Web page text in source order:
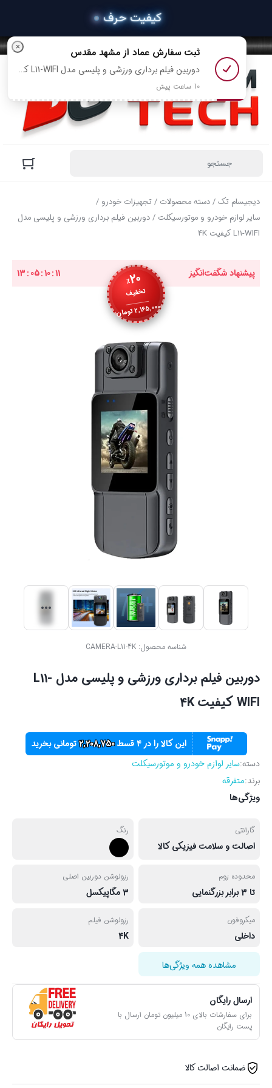
دیجیسام تک/دسته محصولات /تجهیزات خودرو /
سایر لوازم خودرو و موتورسیکلت / دوربین فیلم برداری ورزشی و پلیسی مدل
L11-WIFI کیفیت 4K
پیشنهاد شگفت‌انگیز 13:05:10:11
٪20
تخفیف
2,165,000تومان
شناسه محصول: CAMERA-L11-4K
دوربین فیلم برداری ورزشی و پلیسی مدل L11-
WIFI کیفیت 4K
این کالا را در ۴ قسط 2,208,750تومانی بخرید
دسته:سایر لوازم خودرو و موتورسیکلت
برند:متفرقه
ویژگی‌ها
گارانتی
اصالت و سلامت فیزیکی کالا
رنگ
محدوده زوم
تا 3 برابر بزرگنمایی
رزولوشن دوربین اصلی
3 مگاپیکسل
میکروفون
داخلی
رزولوشن فیلم
4K
مشاهده همه ویژگی‌ها
ارسال رایگان
برای سفارشات بالای 10 میلیون تومان ارسال با
پست رایگان
ضمانت اصالت کالا
× ثبت سفارش عماداز مشهد مقدس
دوربین فیلم برداری ورزشی و پلیسی مدل L11-WIFI کیفیت 2K رو خرید کرد
10 ساعت پیش